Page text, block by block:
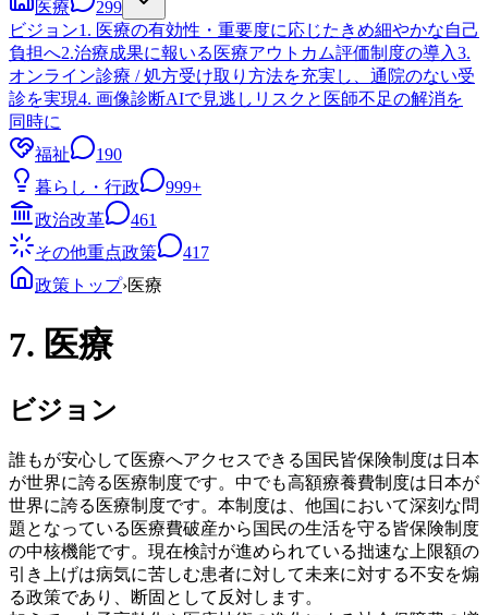
医療
299
ビジョン1. 医療の有効性・重要度に応じたきめ細やかな自己
負担へ2.治療成果に報いる医療アウトカム評価制度の導入3.
オンライン診療 / 処方受け取り方法を充実し、通院のない受
診を実現4. 画像診断AIで見逃しリスクと医師不足の解消を
同時に
福祉
190
暮らし・行政
999+
政治改革
461
その他重点政策
417
政策トップ›医療
7. 医療
ビジョン
誰もが安心して医療へアクセスできる国民皆保険制度は日本
が世界に誇る医療制度です。中でも高額療養費制度は日本が
世界に誇る医療制度です。本制度は、他国において深刻な問
題となっている医療費破産から国民の生活を守る皆保険制度
の中核機能です。現在検討が進められている拙速な上限額の
引き上げは病気に苦しむ患者に対して未来に対する不安を煽
る政策であり、断固として反対します。